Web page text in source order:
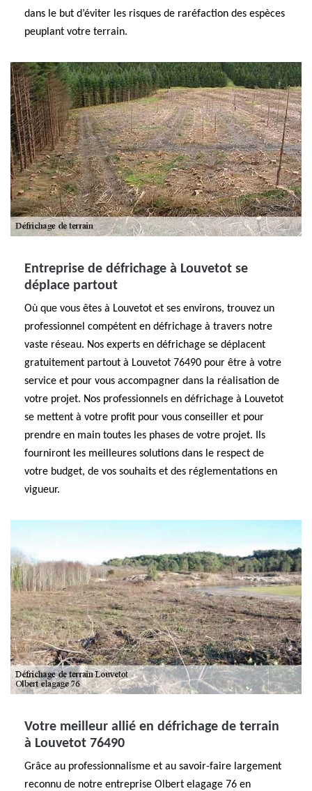
dans le but d’éviter les risques de raréfaction des espèces
peuplant votre terrain.
Entreprise de défrichage à Louvetot se
déplace partout
Où que vous êtes à Louvetot et ses environs, trouvez un
professionnel compétent en défrichage à travers notre
vaste réseau. Nos experts en défrichage se déplacent
gratuitement partout à Louvetot 76490 pour être à votre
service et pour vous accompagner dans la réalisation de
votre projet. Nos professionnels en défrichage à Louvetot
se mettent à votre profit pour vous conseiller et pour
prendre en main toutes les phases de votre projet. Ils
fourniront les meilleures solutions dans le respect de
votre budget, de vos souhaits et des réglementations en
vigueur.
Votre meilleur allié en défrichage de terrain
à Louvetot 76490
Grâce au professionnalisme et au savoir-faire largement
reconnu de notre entreprise Olbert elagage 76 en